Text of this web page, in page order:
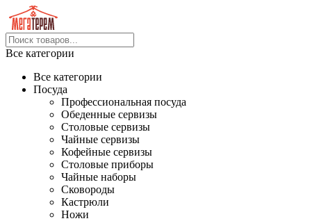
Все категории
Все категории
Посуда
Профессиональная посуда
Обеденные сервизы
Столовые сервизы
Чайные сервизы
Кофейные сервизы
Столовые приборы
Чайные наборы
Сковороды
Кастрюли
Ножи